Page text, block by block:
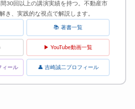
30回以上の講演実績を持つ。不動産市
き、実践的な視点で解説します。
📚 著書一覧
▶ YouTube動画一覧
ィール 👤 吉崎誠二プロフィール